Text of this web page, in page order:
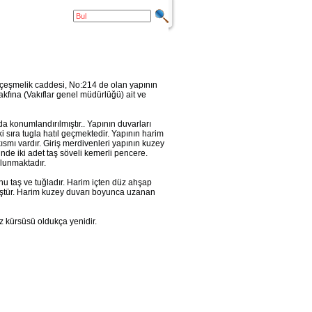
caddesi, No:214 de olan yapının
(Vakıflar genel müdürlüğü) ait ve
Yapının duvarları
tugla hatıl geçmektedir. Yapının harim
vardır. Giriş merdivenleri yapının kuzey
iki adet taş söveli kemerli pencere.
taş ve tuğladır. Harim içten düz ahşap
Harim kuzey duvarı boyunca uzanan
kürsüsü oldukça yenidir.